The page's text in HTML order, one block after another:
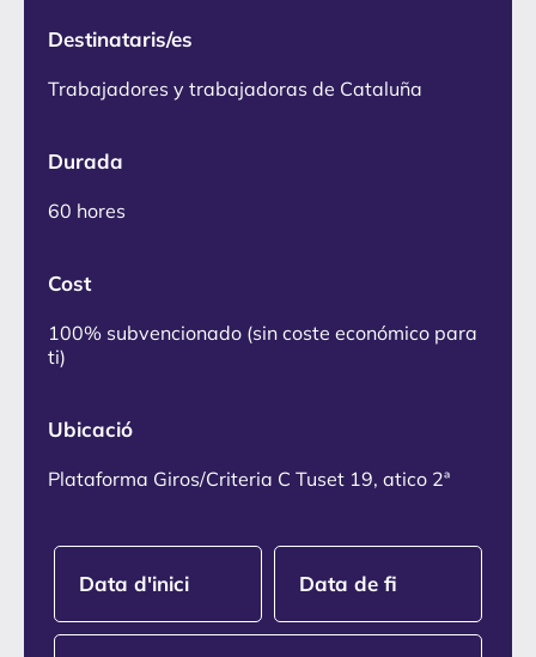
Destinataris/es
Trabajadores y trabajadoras de Cataluña
Durada
60 hores
Cost
100% subvencionado (sin coste económico para
ti)
Ubicació
Plataforma Giros/Criteria C Tuset 19, atico 2ª
Data d'inici Data de fi